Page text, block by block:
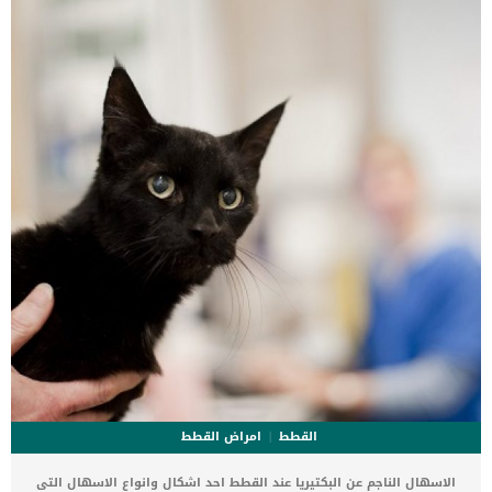
لطيفة عن الطبيب البيطرى وعن الغرباء وتمكن من اندماجه مع الحيوانات
المجتمع ونادرا ما يشعر بالخوف او القلق. قد يكون لدى القط […]
القطط
امراض القطط
الاسهال الناجم عن البكتيريا عند القطط احد اشكال وانواع الاسهال التى